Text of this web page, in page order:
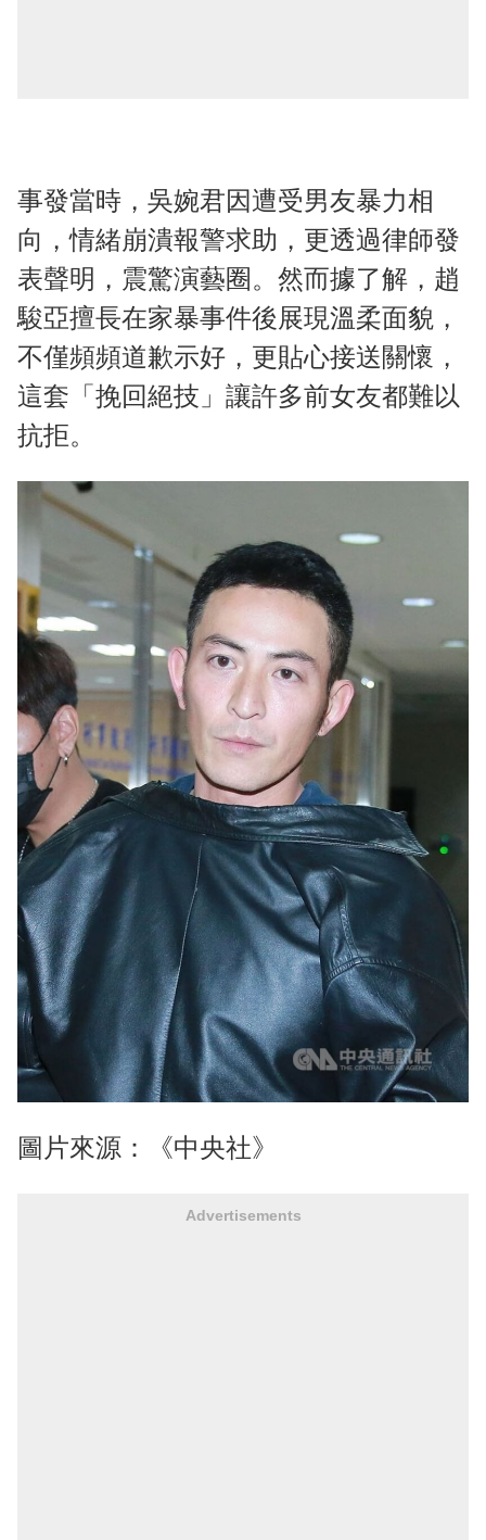
事發當時，吳婉君因遭受男友暴力相
向，情緒崩潰報警求助，更透過律師發
表聲明，震驚演藝圈。然而據了解，趙
駿亞擅長在家暴事件後展現溫柔面貌，
不僅頻頻道歉示好，更貼心接送關懷，
這套「挽回絕技」讓許多前女友都難以
抗拒。
圖片來源：《中央社》
Advertisements